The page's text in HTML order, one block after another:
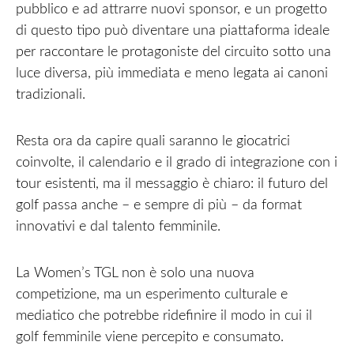
pubblico e ad attrarre nuovi sponsor, e un progetto
di questo tipo può diventare una piattaforma ideale
per raccontare le protagoniste del circuito sotto una
luce diversa, più immediata e meno legata ai canoni
tradizionali.
Resta ora da capire quali saranno le giocatrici
coinvolte, il calendario e il grado di integrazione con i
tour esistenti, ma il messaggio è chiaro: il futuro del
golf passa anche – e sempre di più – da format
innovativi e dal talento femminile.
La Women’s TGL non è solo una nuova
competizione, ma un esperimento culturale e
mediatico che potrebbe ridefinire il modo in cui il
golf femminile viene percepito e consumato.